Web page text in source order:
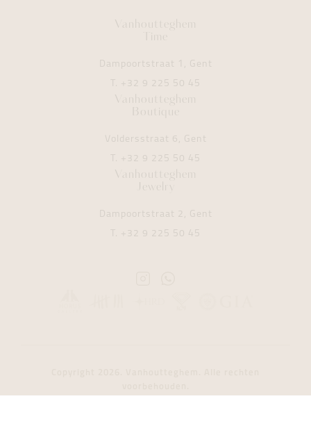
Vanhoutteghem
Time
Dampoortstraat 1, Gent
T. +32 9 225 50 45
Vanhoutteghem
Boutique
Voldersstraat 6, Gent
T. +32 9 225 50 45
Vanhoutteghem
Jewelry
Dampoortstraat 2, Gent
T. +32 9 225 50 45